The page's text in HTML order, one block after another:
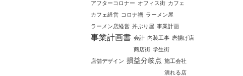
アフターコロナー オフィス街 カフェ
カフェ経営 コロナ禍 ラーメン屋
ラーメン店経営 丼ぶり屋 事業計画
事業計画書 会計 内装工事 唐揚げ店
商店街 学生街
店舗デザイン 損益分岐点 施工会社
潰れる店